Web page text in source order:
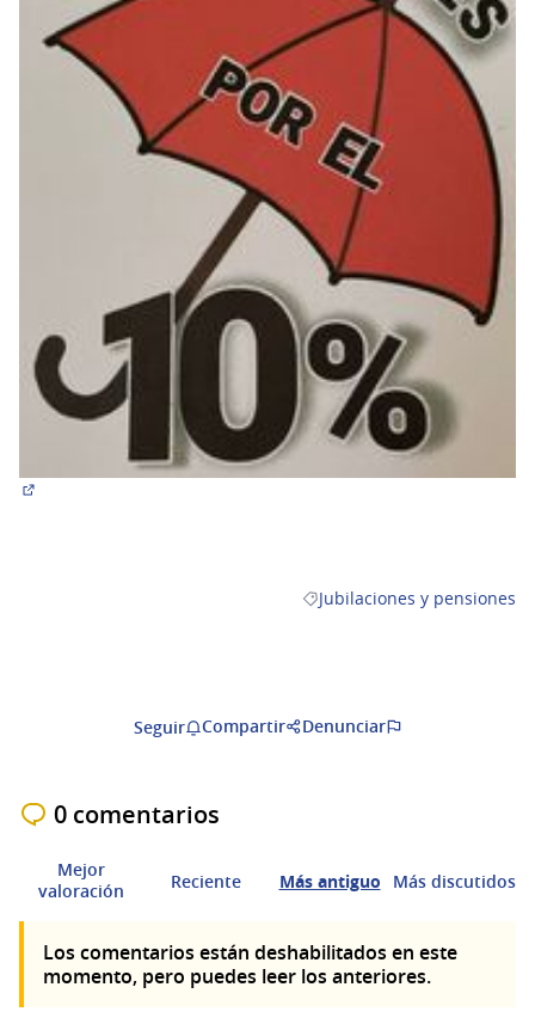
Resultados al filtrar por la
Jubilaciones y pensiones
Seguir Compartir Denunciar
0 comentarios
Mejor
valoración
Reciente Más antiguo Más discutidos
Los comentarios están deshabilitados en este
momento, pero puedes leer los anteriores.